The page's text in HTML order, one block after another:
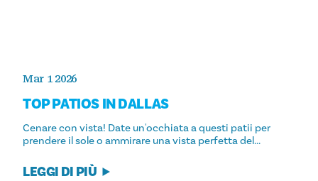
Mar 1 2026
TOP PATIOS IN DALLAS
Cenare con vista! Date un'occhiata a questi patii per
prendere il sole o ammirare una vista perfetta del...
LEGGI DI PIÙ